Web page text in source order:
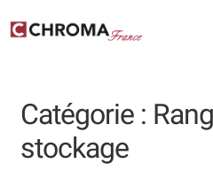
Aller
Aller
Chroma France
Commande
Conditions Générales de Vente
Catégorie :
stockage